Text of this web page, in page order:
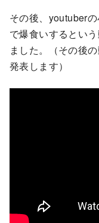
その後、youtuber
で爆食いするとい
ました。（その後
発表します）